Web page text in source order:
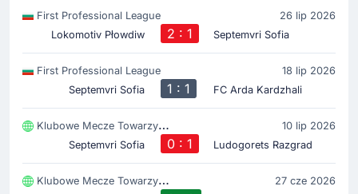
First Professional League
26 lip 2026
Lokomotiv Płowdiw
2 : 1 Septemvri Sofia
First Professional League
18 lip 2026
Septemvri Sofia
1 : 1 FC Arda Kardzhali
Klubowe Mecze Towarzyski
10 lip 2026
Septemvri Sofia
0 : 1 Ludogorets Razgrad
Klubowe Mecze Towarzyski
27 cze 2026